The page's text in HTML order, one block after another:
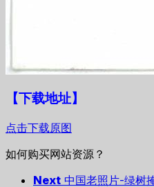
【下载地址】
点击下载原图
如何购买网站资源？
Next 中国老照片-绿树